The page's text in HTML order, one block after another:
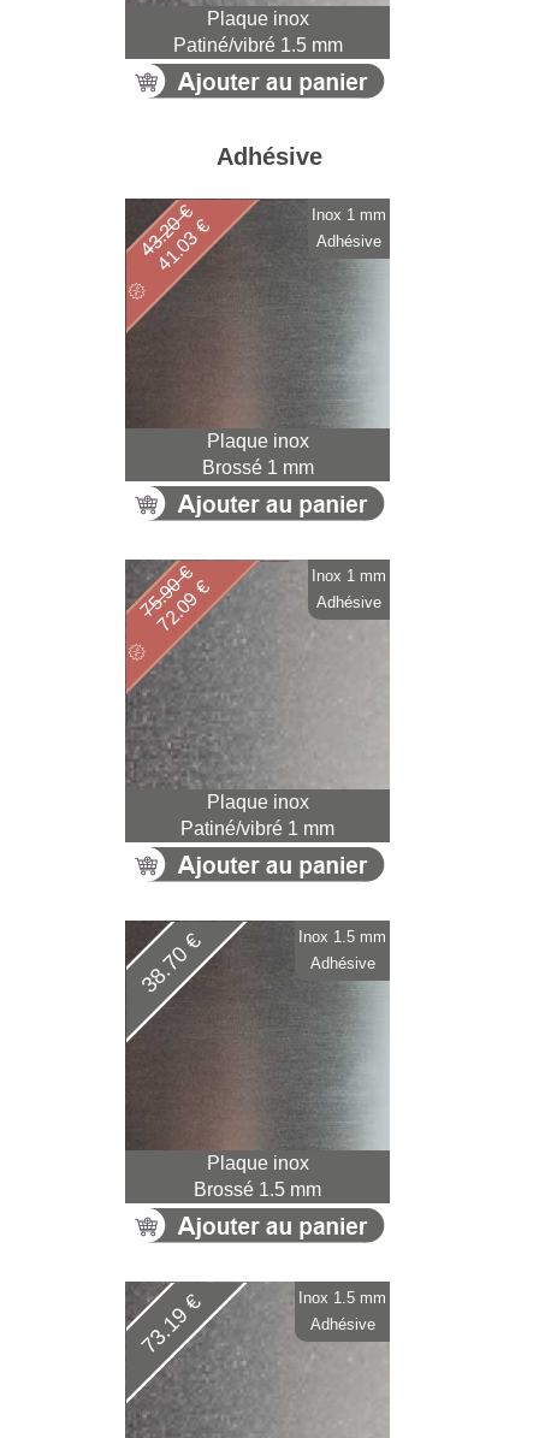
Plaque inox
Patiné/vibré 1.5 mm
Adhésive
Plaque inox
Brossé 1 mm
41.03 €
43.20 €
Inox 1 mm
Adhésive
Plaque inox
Patiné/vibré 1 mm
72.09 €
75.90 €
Inox 1 mm
Adhésive
Plaque inox
Brossé 1.5 mm
38.70 €
Inox 1.5 mm
Adhésive
73.19 €
Inox 1.5 mm
Adhésive